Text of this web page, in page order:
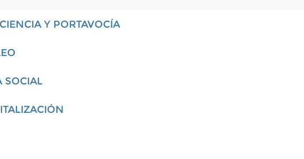
Y PORTAVOCÍA
SOCIAL